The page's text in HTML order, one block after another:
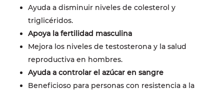
Ayuda a disminuir niveles de colesterol y
triglicéridos.
Apoya la fertilidad masculina
Mejora los niveles de testosterona y la salud
reproductiva en hombres.
Ayuda a controlar el azúcar en sangre
Beneficioso para personas con resistencia a la